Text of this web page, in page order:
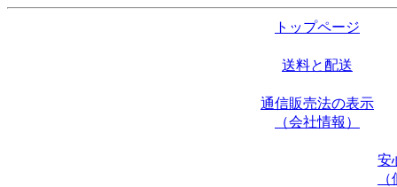
トップページ
送料と配送
通信販売法の表示
（会社情報）
安